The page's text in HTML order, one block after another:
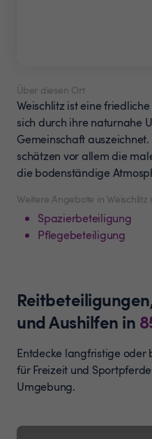
Weitere Angebote in Weischlitz
Spazierbeteiligung
Pflegebeteiligung
Über diesen Ort
Weischlitz ist eine
sich durch ihre naturnahe
Gemeinschaft
schätzen vor allem die
die bodenständige
und Aushilfen in
Entdecke langfristige oder
für Freizeit und
Umgebung.